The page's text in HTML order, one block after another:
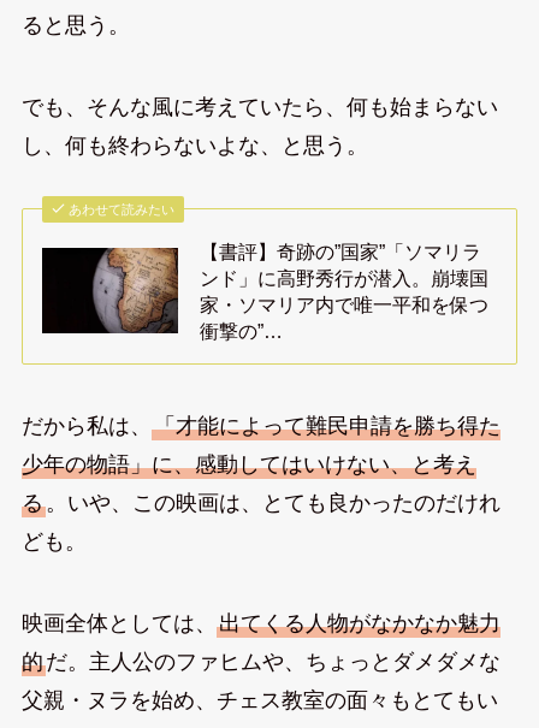
ると思う。
でも、そんな風に考えていたら、何も始まらない
し、何も終わらないよな、と思う。
あわせて読みたい
【書評】奇跡の”国家”「ソマリラ
ンド」に高野秀行が潜入。崩壊国
家・ソマリア内で唯一平和を保つ
衝撃の”…
だから私は、 「才能によって難民申請を勝ち得た
少年の物語」に、感動してはいけない、と考え
る。いや、この映画は、とても良かったのだけれ
ども。
映画全体としては、 出てくる人物がなかなか魅力
的だ。主人公のファヒムや、ちょっとダメダメな
父親・ヌラを始め、チェス教室の面々もとてもい